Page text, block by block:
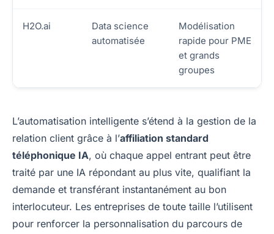
H2O.ai
Data science
automatisée
Modélisation
rapide pour PME
et grands
groupes
L’automatisation intelligente s’étend à la gestion de la
relation client grâce à l’affiliation standard
téléphonique IA, où chaque appel entrant peut être
traité par une IA répondant au plus vite, qualifiant la
demande et transférant instantanément au bon
interlocuteur. Les entreprises de toute taille l’utilisent
pour renforcer la personnalisation du parcours de